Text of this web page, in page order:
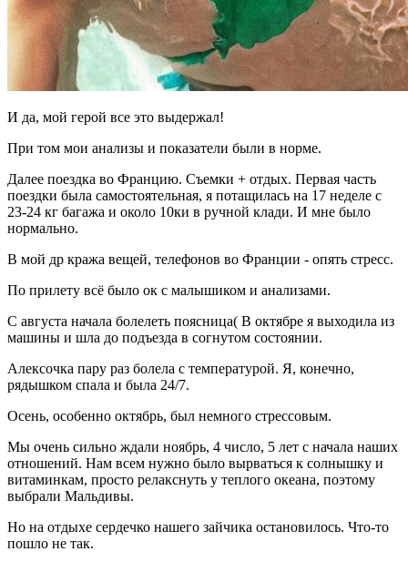
И да, мой герой все это выдержал!
При том мои анализы и показатели были в норме.
Далее поездка во Францию. Съемки + отдых. Первая часть
поездки была самостоятельная, я потащилась на 17 неделе с
23-24 кг багажа и около 10ки в ручной клади. И мне было
нормально.
В мой др кража вещей, телефонов во Франции - опять стресс.
По прилету всё было ок с малышиком и анализами.
С августа начала болелеть поясница( В октябре я выходила из
машины и шла до подъезда в согнутом состоянии.
Алексочка пару раз болела с температурой. Я, конечно,
рядышком спала и была 24/7.
Осень, особенно октябрь, был немного стрессовым.
Мы очень сильно ждали ноябрь, 4 число, 5 лет с начала наших
отношений. Нам всем нужно было вырваться к солнышку и
витаминкам, просто релакснуть у теплого океана, поэтому
выбрали Мальдивы.
Но на отдыхе сердечко нашего зайчика остановилось. Что-то
пошло не так.